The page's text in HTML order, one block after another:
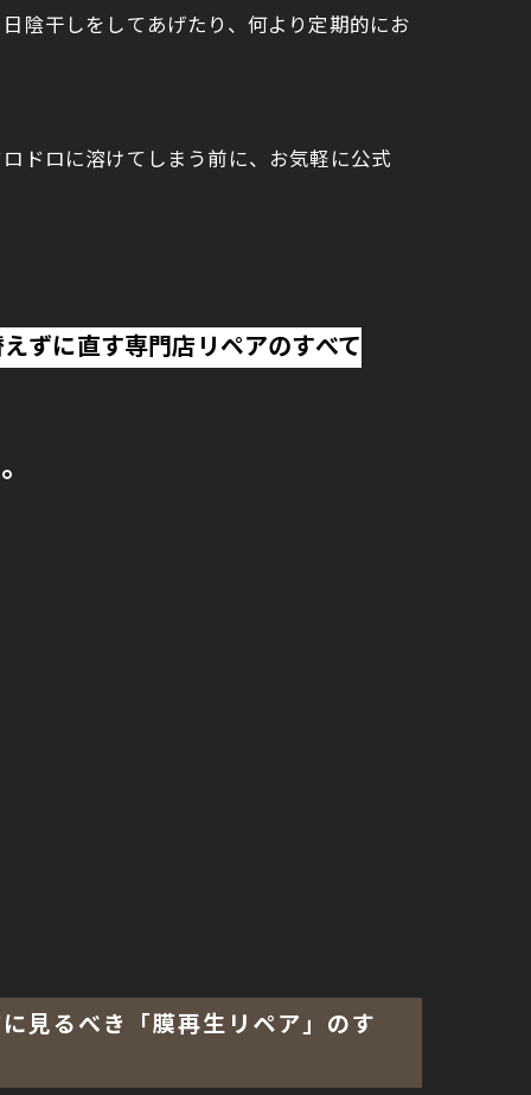
陰干しをしてあげたり、何より定期的にお
ドロに溶けてしまう前に、お気軽に公式
ずに直す専門店リペアのすべて
見るべき「膜再生リペア」のす